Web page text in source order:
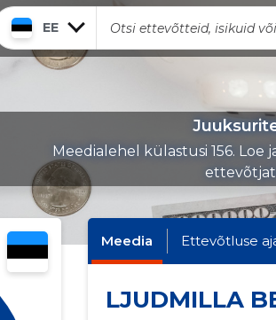
EE
Meedialehel külastusi 156. Loe
Meedia Ettevõtluse
LJUDMILLA